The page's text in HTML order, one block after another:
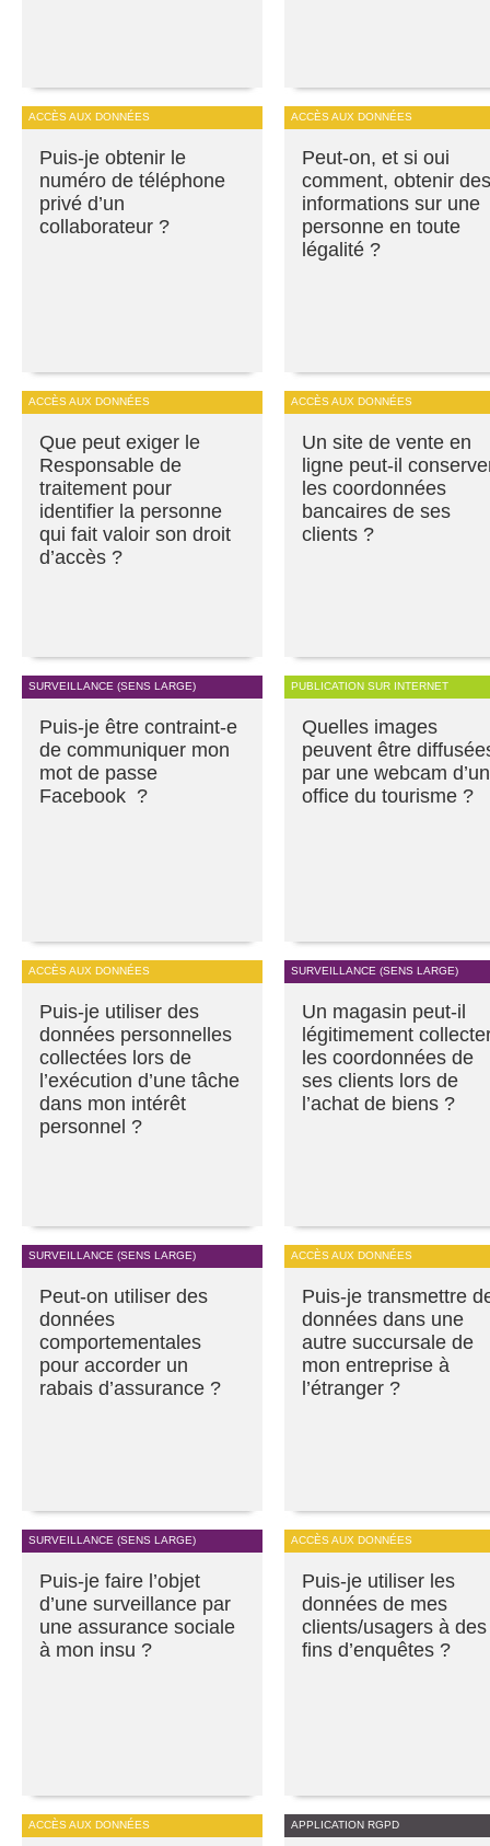
ACCÈS AUX DONNÉES
Puis-je obtenir le
numéro de téléphone
privé d’un
collaborateur ?
ACCÈS AUX DONNÉES
Peut-on, et si oui
comment, obtenir des
informations sur une
personne en toute
légalité ?
ACCÈS AUX DONNÉES
Que peut exiger le
Responsable de
traitement pour
identifier la personne
qui fait valoir son droit
d’accès ?
ACCÈS AUX DONNÉES
Un site de vente en
ligne peut-il
les coordonnées
bancaires de ses
clients ?
SURVEILLANCE (SENS LARGE)
Puis-je être contraint-e
de communiquer mon
mot de passe
Facebook ?
PUBLICATION SUR INTERNET
Quelles images
peuvent être
par une webcam d’un
office du tourisme ?
ACCÈS AUX DONNÉES
Puis-je utiliser des
données personnelles
collectées lors de
l’exécution d’une tâche
dans mon intérêt
personnel ?
SURVEILLANCE (SENS LARGE)
Un magasin peut-il
légitimement
les coordonnées de
ses clients lors de
l’achat de biens ?
SURVEILLANCE (SENS LARGE)
Peut-on utiliser des
données
comportementales
pour accorder un
rabais d’assurance ?
ACCÈS AUX DONNÉES
Puis-je transmettre
données dans une
autre succursale de
mon entreprise à
l’étranger ?
SURVEILLANCE (SENS LARGE)
Puis-je faire l’objet
d’une surveillance par
une assurance sociale
à mon insu ?
ACCÈS AUX DONNÉES
Puis-je utiliser les
données de mes
clients/usagers à des
fins d’enquêtes ?
ACCÈS AUX DONNÉES APPLICATION RGPD